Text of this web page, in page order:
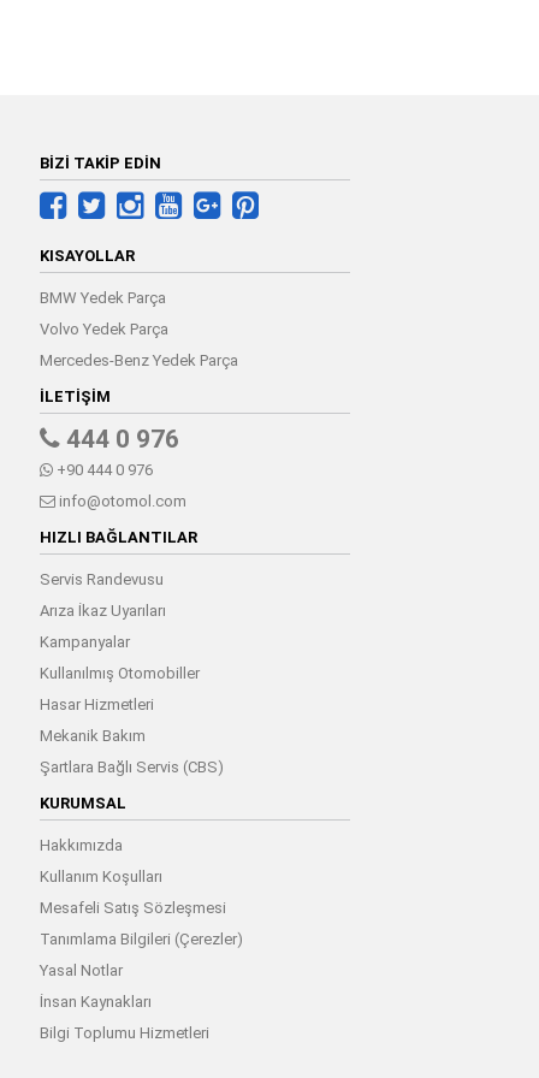
BİZİ TAKİP EDİN
KISAYOLLAR
BMW Yedek Parça
Volvo Yedek Parça
Mercedes-Benz Yedek Parça
İLETIŞIM
444 0 976
+90 444 0 976
info@otomol.com
HIZLI BAĞLANTILAR
Servis Randevusu
Arıza İkaz Uyarıları
Kampanyalar
Kullanılmış Otomobiller
Hasar Hizmetleri
Mekanik Bakım
Şartlara Bağlı Servis (CBS)
KURUMSAL
Hakkımızda
Kullanım Koşulları
Mesafeli Satış Sözleşmesi
Tanımlama Bilgileri (Çerezler)
Yasal Notlar
İnsan Kaynakları
Bilgi Toplumu Hizmetleri